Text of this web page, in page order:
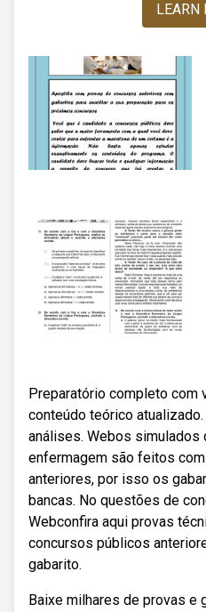
LEARN
Preparatório completo com
conteúdo teórico
análises. Webos simulados
enfermagem são feitos
anteriores, por isso os
bancas. No questões de
Webconfira aqui provas
concursos públicos
gabarito.
Baixe milhares de provas e